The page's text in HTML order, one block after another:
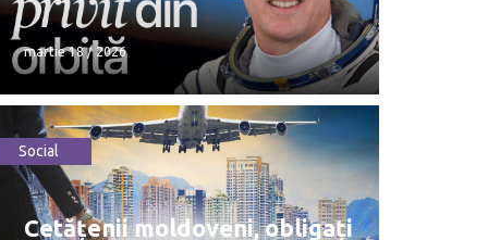
martie 18 / 2026
martie 18 / 2026
Social
Cetățenii moldoveni, obligați